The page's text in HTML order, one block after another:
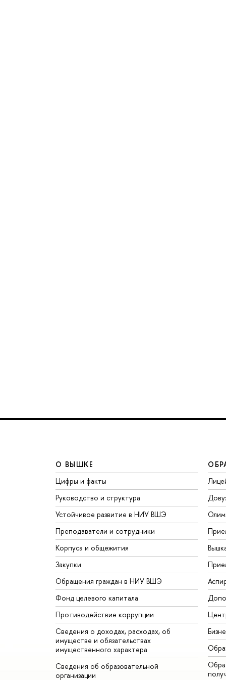
О ВЫШКЕ
Цифры и факты
Руководство и структура
Устойчивое развитие в НИУ ВШЭ
Преподаватели и сотрудники
Корпуса и общежития
Закупки
Обращения граждан в НИУ ВШЭ
Фонд целевого капитала
Противодействие коррупции
Сведения о доходах, расходах, об
имуществе и обязательствах
имущественного характера
Сведения об образовательной
организации